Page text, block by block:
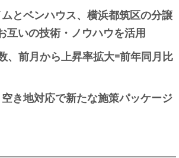
とベンハウス、横浜都筑区の分譲
互いの技術・ノウハウを活用
、前月から上昇率拡大=前年同月比
き地対応で新たな施策パッケージ